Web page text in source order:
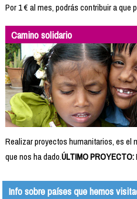
Por 1 € al mes, podrás contribuir a que
Camino solidario
Realizar proyectos humanitarios, es el
que nos ha dado.ÚLTIMO PROYECTO:
Info sobre países que hemos